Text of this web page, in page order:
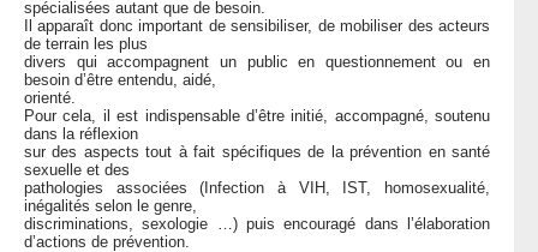
spécialisées autant que de besoin.
Il apparaît donc important de sensibiliser, de mobiliser des acteurs
de terrain les plus
divers qui accompagnent un public en questionnement ou en
besoin d’être entendu, aidé,
orienté.
Pour cela, il est indispensable d’être initié, accompagné, soutenu
dans la réflexion
sur des aspects tout à fait spécifiques de la prévention en santé
sexuelle et des
pathologies associées (Infection à VIH, IST, homosexualité,
inégalités selon le genre,
discriminations, sexologie …) puis encouragé dans l’élaboration
d’actions de prévention.